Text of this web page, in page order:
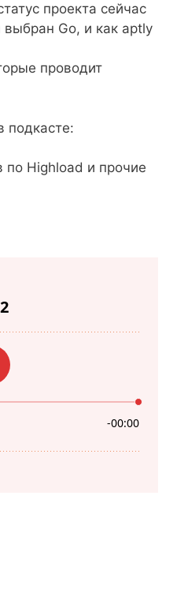
проекта сейчас
Go, и как aptly
проводит
подкасте:
Highload и прочие